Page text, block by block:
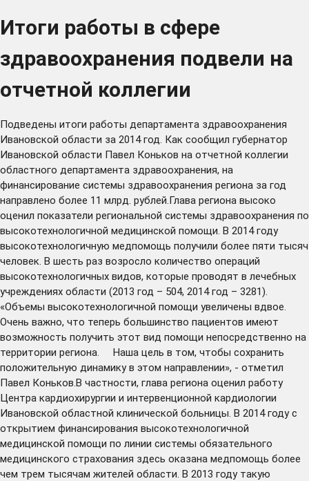
Итоги работы в сфере
здравоохранения подвели на
отчетной коллегии
Подведены итоги работы департамента здравоохранения
Ивановской области за 2014 год. Как сообщил губернатор
Ивановской области Павел Коньков на отчетной коллегии
областного департамента здравоохранения, на
финансирование системы здравоохранения региона за год
направлено более 11 млрд. рублей.Глава региона высоко
оценил показатели региональной системы здравоохранения по
высокотехнологичной медицинской помощи. В 2014 году
высокотехнологичную медпомощь получили более пяти тысяч
человек. В шесть раз возросло количество операций
высокотехнологичных видов, которые проводят в лечебных
учреждениях области (2013 год – 504, 2014 год – 3281).
«Объемы высокотехнологичной помощи увеличены вдвое.
Очень важно, что теперь большинство пациентов имеют
возможность получить этот вид помощи непосредственно на
территории региона. Наша цель в том, чтобы сохранить
положительную динамику в этом направлении», - отметил
Павел Коньков.В частности, глава региона оценил работу
Центра кардиохирургии и интервенционной кардиологии
Ивановской областной клинической больницы. В 2014 году с
открытием финансирования высокотехнологичной
медицинской помощи по линии системы обязательного
медицинского страхования здесь оказана медпомощь более
чем трем тысячам жителей области. В 2013 году такую